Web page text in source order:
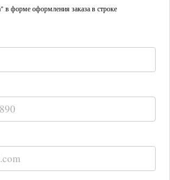
форме оформления заказа в строке